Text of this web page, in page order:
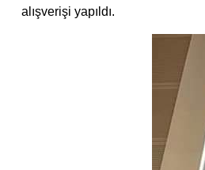
alışverişi yapıldı.